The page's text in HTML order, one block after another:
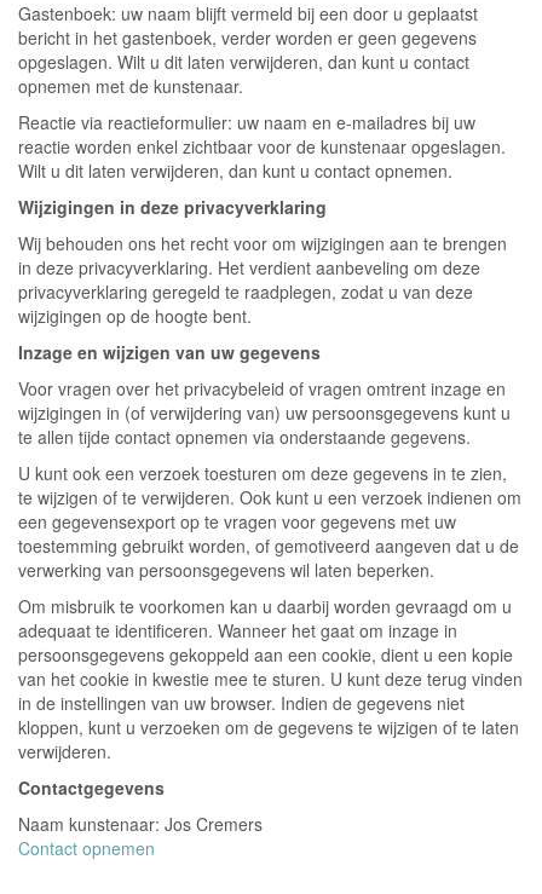
Gastenboek: uw naam blijft vermeld bij een door u geplaatst
bericht in het gastenboek, verder worden er geen gegevens
opgeslagen. Wilt u dit laten verwijderen, dan kunt u contact
opnemen met de kunstenaar.
Reactie via reactieformulier: uw naam en e-mailadres bij uw
reactie worden enkel zichtbaar voor de kunstenaar opgeslagen.
Wilt u dit laten verwijderen, dan kunt u contact opnemen.
Wijzigingen in deze privacyverklaring
Wij behouden ons het recht voor om wijzigingen aan te brengen
in deze privacyverklaring. Het verdient aanbeveling om deze
privacyverklaring geregeld te raadplegen, zodat u van deze
wijzigingen op de hoogte bent.
Inzage en wijzigen van uw gegevens
Voor vragen over het privacybeleid of vragen omtrent inzage en
wijzigingen in (of verwijdering van) uw persoonsgegevens kunt u
te allen tijde contact opnemen via onderstaande gegevens.
U kunt ook een verzoek toesturen om deze gegevens in te zien,
te wijzigen of te verwijderen. Ook kunt u een verzoek indienen om
een gegevensexport op te vragen voor gegevens met uw
toestemming gebruikt worden, of gemotiveerd aangeven dat u de
verwerking van persoonsgegevens wil laten beperken.
Om misbruik te voorkomen kan u daarbij worden gevraagd om u
adequaat te identificeren. Wanneer het gaat om inzage in
persoonsgegevens gekoppeld aan een cookie, dient u een kopie
van het cookie in kwestie mee te sturen. U kunt deze terug vinden
in de instellingen van uw browser. Indien de gegevens niet
kloppen, kunt u verzoeken om de gegevens te wijzigen of te laten
verwijderen.
Contactgegevens
Naam kunstenaar: Jos Cremers
Contact opnemen